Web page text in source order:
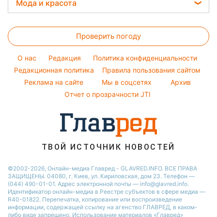
Максим Галкин
Настя Каменских
Виталий Козловский
Новости Харькова
Новости Житомира
Новости Полтавы
Новости Одессы
Новости Сум
Новости Черкассы
Закуски
Простые блюда
Тарифы
Курс валют
Магнитные бури
Погода на сегодня
Погода на завтра
Пылевая буря
Мода и красота
Окрашивание волос
Красивый маникюр
Модные ошибки
Новости моды
Советы от Андре Тана
Проверить погоду
O нас Редакция
Политика конфиденциальности
Редакционная политика
Правила пользования сайтом
Реклама на сайте
Мы в соцсетях
Архив
Отчет о прозрачности JTI
ТВОЙ ИСТОЧНИК НОВОСТЕЙ
©2002-2026, Онлайн-медиа Главред - GLAVRED.INFO. ВСЕ ПРАВА
ЗАЩИЩЕНЫ. 04080, г. Киев, ул. Кириловская, дом 23. Телефон —
(044) 490-01-01. Адрес электронной почты — info@glavred.info.
Идентификатор онлайн-медиа в Реестре cубъектов в сфере медиа —
R40-01822. Перепечатка, копирование или воспроизведение
информации, содержащей ссылку на агенство ГЛАВРЕД, в каком-
либо виде запрещено. Использование материалов «Главред»